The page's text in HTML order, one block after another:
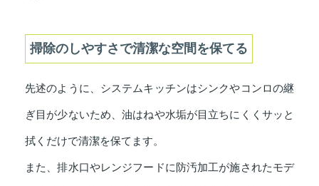
掃除のしやすさで清潔な空間を保てる
先述のように、システムキッチンはシンクやコンロの継
ぎ目が少ないため、油はねや水垢が目立ちにくくサッと
拭くだけで清潔を保てます。
また、排水口やレンジフードに防汚加工が施されたモデ